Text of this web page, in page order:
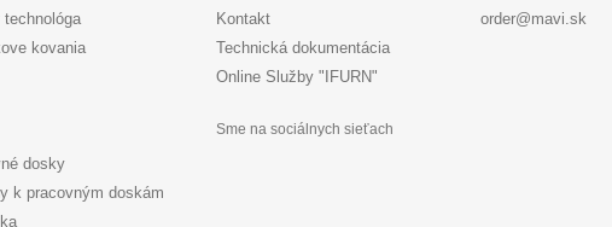
technológa
kovania
dosky
k pracovným doskám
Kontakt
Technická dokumentácia
Online Služby "IFURN"
Sme na sociálnych sieťach
order@mavi.sk